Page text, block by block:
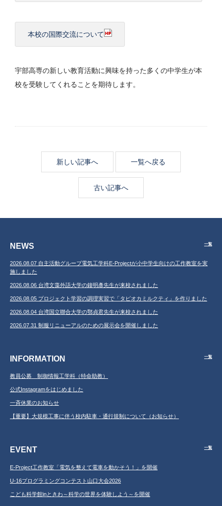
本校の国際交流について
宇部高専の新しい教育活動に興味を持った多くの中学生が本
校を受験してくれることを期待します。
新しい記事へ 一覧へ戻る
古い記事へ
NEWS 一覧
2026.08.07 自主活動グループ電気工学科E-Projectが小中学生向けの工作教室を実
施しました
2026.08.06 台湾文藻外語大学の鐘明彥先生が来校されました
2026.08.05 プロジェクト学習の調理実習で「タピオカミルクティ」を作りました
2026.08.04 台湾国立聯合大学の鄂貞君先生が来校されました
2026.07.31 制服リニューアルのための展示会を開催しました
INFORMATION 一覧
教員公募 制御情報工学科（特命助教）
公式Instagramをはじめました
一斉休業のお知らせ
【重要】大規模工事に伴う校内駐車・通行規制について（お知らせ）
EVENT 一覧
E-Project工作教室「電気を整えて電車を動かそう！」を開催
U-16プログラミングコンテスト山口大会2026
こども科学館inときわ～科学の世界を体験しよう～を開催